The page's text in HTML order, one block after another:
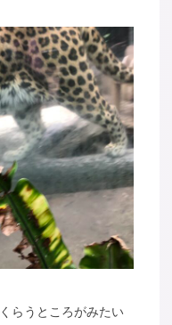
らうところがみたい